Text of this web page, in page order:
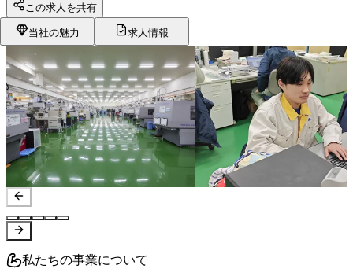
この求人を共有
当社の魅力 求人情報
私たちの事業について